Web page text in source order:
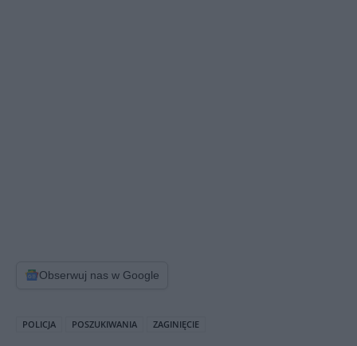
Obserwuj nas w Google
POLICJA POSZUKIWANIA ZAGINIĘCIE